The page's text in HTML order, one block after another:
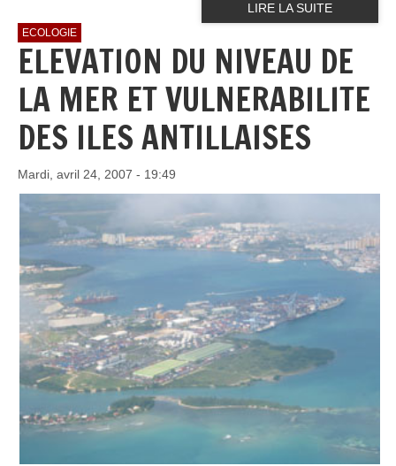
LIRE LA SUITE
ECOLOGIE
ELEVATION DU NIVEAU DE
LA MER ET VULNERABILITE
DES ILES ANTILLAISES
Mardi, avril 24, 2007 - 19:49